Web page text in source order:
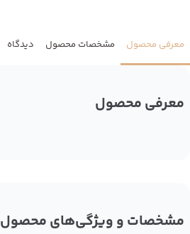
معرفی محصول مشخصات محصول دیدگاه
معرفی محصول
مشخصات و ویژگی‌های محصول